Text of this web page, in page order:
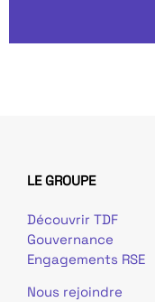
LE GROUPE
Découvrir TDF
Gouvernance
Engagements RSE
Nous rejoindre